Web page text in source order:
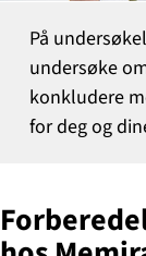
På
undersøke
konkludere
for deg og